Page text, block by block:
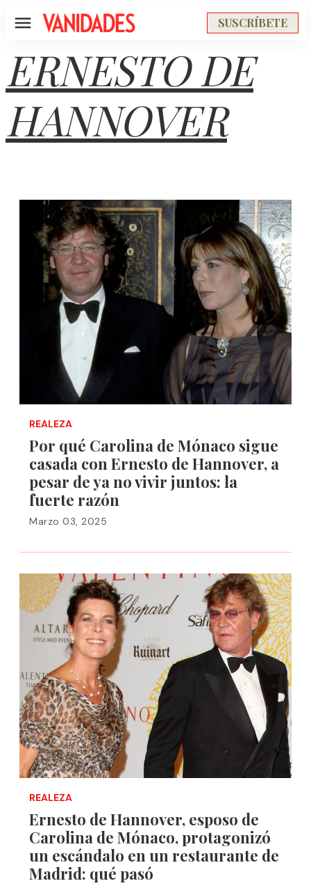
Menú SUSCRÍBETE
ERNESTO DE
HANNOVER
REALEZA
Por qué Carolina de Mónaco sigue
casada con Ernesto de Hannover, a
pesar de ya no vivir juntos: la
fuerte razón
Marzo 03, 2025
REALEZA
Ernesto de Hannover, esposo de
Carolina de Mónaco, protagonizó
un escándalo en un restaurante de
Madrid: qué pasó